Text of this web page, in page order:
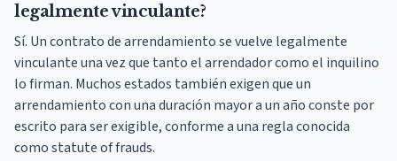
legalmente vinculante?
Sí. Un contrato de arrendamiento se vuelve legalmente
vinculante una vez que tanto el arrendador como el inquilino
lo firman. Muchos estados también exigen que un
arrendamiento con una duración mayor a un año conste por
escrito para ser exigible, conforme a una regla conocida
como statute of frauds.